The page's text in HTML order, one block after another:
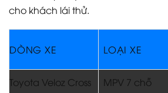
cho khách lái thử.
DÒNG XE LOẠI XE
Toyota Veloz Cross
MPV 7 chỗ